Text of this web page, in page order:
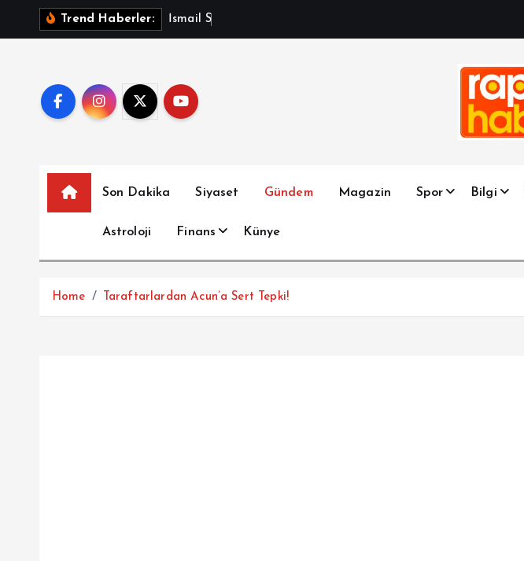
Trend Haberler: sma i S
Son Dakika Siyaset Gündem Magazin Spor Bilgi
Astroloji Finans Künye
Home Taraftarlardan Acun’a Sert Tepki!